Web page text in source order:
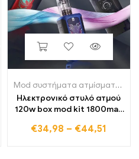
Mod συστήματα ατμίσματος
Ηλεκτρονικό στυλό ατμού
120w box mod kit 1800mah
ατμοποιητής oled οθόνη e
€34,98 – €44,51